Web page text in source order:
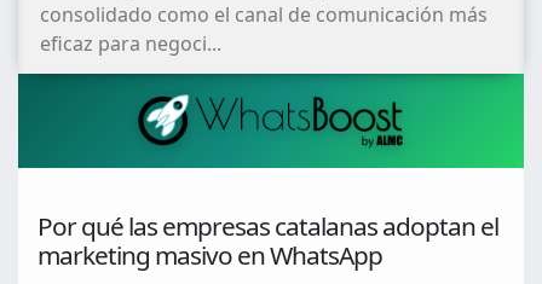
consolidado como el canal de comunicación más
eficaz para negoci...
Por qué las empresas catalanas adoptan el
marketing masivo en WhatsApp